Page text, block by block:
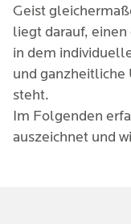
Geist
liegt darauf,
in dem
und
steht.
Im Folgenden
auszeichnet und